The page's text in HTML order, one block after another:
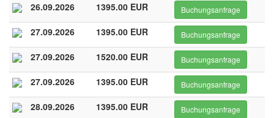
26.09.2026 1395.00 EUR Buchungsanfrage
27.09.2026 1395.00 EUR Buchungsanfrage
27.09.2026 1520.00 EUR Buchungsanfrage
27.09.2026 1395.00 EUR Buchungsanfrage
28.09.2026 1395.00 EUR Buchungsanfrage